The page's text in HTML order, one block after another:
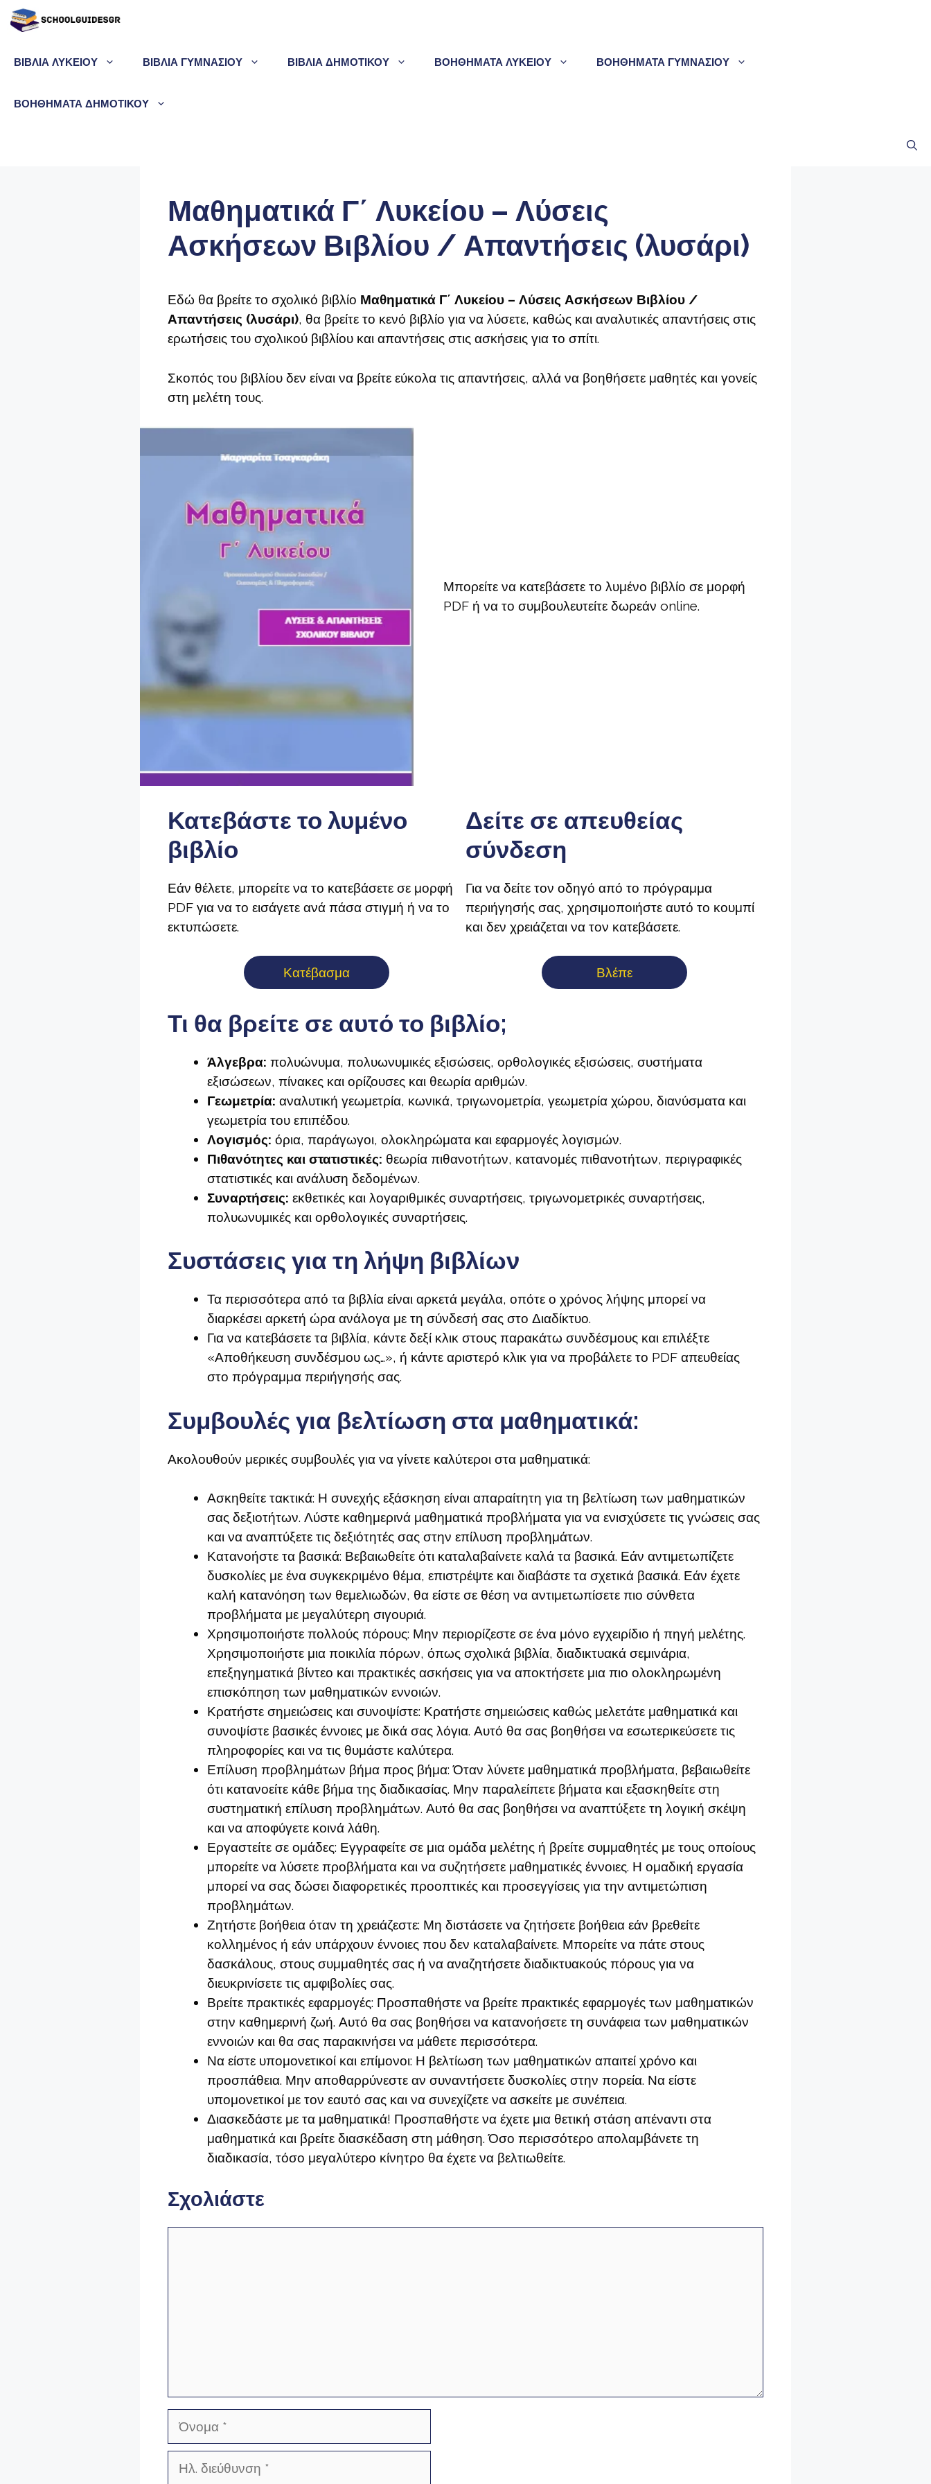
Μετάβαση
σε
ΒΙΒΛΙΑ ΛΥΚΕΙΟΥ ΒΙΒΛΙΑ ΓΥΜΝΑΣΙΟΥ ΒΙΒΛΙΑ ΔΗΜΟΤΙΚΟΥ ΒΟΗΘΗΜΑΤΑ ΛΥΚΕΙΟΥ ΒΟΗΘΗΜΑΤΑ ΓΥΜΝΑΣΙΟΥ
ΒΟΗΘΗΜΑΤΑ ΔΗΜΟΤΙΚΟΥ
Μαθηματικά Γ΄ Λυκείου – Λύσεις
Ασκήσεων Βιβλίου / Απαντήσεις (λυσάρι)
Εδώ θα βρείτε το σχολικό βιβλίο Μαθηματικά Γ΄ Λυκείου – Λύσεις Ασκήσεων Βιβλίου /
Απαντήσεις (λυσάρι), θα βρείτε το κενό βιβλίο για να λύσετε, καθώς και αναλυτικές απαντήσεις στις
ερωτήσεις του σχολικού βιβλίου και απαντήσεις στις ασκήσεις για το σπίτι.
Σκοπός του βιβλίου δεν είναι να βρείτε εύκολα τις απαντήσεις, αλλά να βοηθήσετε μαθητές και γονείς
στη μελέτη τους.
Μπορείτε να κατεβάσετε το λυμένο βιβλίο σε μορφή
PDF ή να το συμβουλευτείτε δωρεάν online.
Κατεβάστε το λυμένο
βιβλίο
Εάν θέλετε, μπορείτε να το κατεβάσετε σε μορφή
PDF για να το εισάγετε ανά πάσα στιγμή ή να το
εκτυπώσετε.
Κατέβασμα
Δείτε σε απευθείας
σύνδεση
Για να δείτε τον οδηγό από το πρόγραμμα
περιήγησής σας, χρησιμοποιήστε αυτό το κουμπί
και δεν χρειάζεται να τον κατεβάσετε.
Βλέπε
Τι θα βρείτε σε αυτό το βιβλίο;
Άλγεβρα: πολυώνυμα, πολυωνυμικές εξισώσεις, ορθολογικές εξισώσεις, συστήματα
εξισώσεων, πίνακες και ορίζουσες και θεωρία αριθμών.
Γεωμετρία: αναλυτική γεωμετρία, κωνικά, τριγωνομετρία, γεωμετρία χώρου, διανύσματα και
γεωμετρία του επιπέδου.
Λογισμός: όρια, παράγωγοι, ολοκληρώματα και εφαρμογές λογισμών.
Πιθανότητες και στατιστικές: θεωρία πιθανοτήτων, κατανομές πιθανοτήτων, περιγραφικές
στατιστικές και ανάλυση δεδομένων.
Συναρτήσεις: εκθετικές και λογαριθμικές συναρτήσεις, τριγωνομετρικές συναρτήσεις,
πολυωνυμικές και ορθολογικές συναρτήσεις.
Συστάσεις για τη λήψη βιβλίων
Τα περισσότερα από τα βιβλία είναι αρκετά μεγάλα, οπότε ο χρόνος λήψης μπορεί να
διαρκέσει αρκετή ώρα ανάλογα με τη σύνδεσή σας στο Διαδίκτυο.
Για να κατεβάσετε τα βιβλία, κάντε δεξί κλικ στους παρακάτω συνδέσμους και επιλέξτε
«Αποθήκευση συνδέσμου ως…», ή κάντε αριστερό κλικ για να προβάλετε το PDF απευθείας
στο πρόγραμμα περιήγησής σας.
Συμβουλές για βελτίωση στα μαθηματικά:
Ακολουθούν μερικές συμβουλές για να γίνετε καλύτεροι στα μαθηματικά:
Ασκηθείτε τακτικά: Η συνεχής εξάσκηση είναι απαραίτητη για τη βελτίωση των μαθηματικών
σας δεξιοτήτων. Λύστε καθημερινά μαθηματικά προβλήματα για να ενισχύσετε τις γνώσεις σας
και να αναπτύξετε τις δεξιότητές σας στην επίλυση προβλημάτων.
Κατανοήστε τα βασικά: Βεβαιωθείτε ότι καταλαβαίνετε καλά τα βασικά. Εάν αντιμετωπίζετε
δυσκολίες με ένα συγκεκριμένο θέμα, επιστρέψτε και διαβάστε τα σχετικά βασικά. Εάν έχετε
καλή κατανόηση των θεμελιωδών, θα είστε σε θέση να αντιμετωπίσετε πιο σύνθετα
προβλήματα με μεγαλύτερη σιγουριά.
Χρησιμοποιήστε πολλούς πόρους: Μην περιορίζεστε σε ένα μόνο εγχειρίδιο ή πηγή μελέτης.
Χρησιμοποιήστε μια ποικιλία πόρων, όπως σχολικά βιβλία, διαδικτυακά σεμινάρια,
επεξηγηματικά βίντεο και πρακτικές ασκήσεις για να αποκτήσετε μια πιο ολοκληρωμένη
επισκόπηση των μαθηματικών εννοιών.
Κρατήστε σημειώσεις και συνοψίστε: Κρατήστε σημειώσεις καθώς μελετάτε μαθηματικά και
συνοψίστε βασικές έννοιες με δικά σας λόγια. Αυτό θα σας βοηθήσει να εσωτερικεύσετε τις
πληροφορίες και να τις θυμάστε καλύτερα.
Επίλυση προβλημάτων βήμα προς βήμα: Όταν λύνετε μαθηματικά προβλήματα, βεβαιωθείτε
ότι κατανοείτε κάθε βήμα της διαδικασίας. Μην παραλείπετε βήματα και εξασκηθείτε στη
συστηματική επίλυση προβλημάτων. Αυτό θα σας βοηθήσει να αναπτύξετε τη λογική σκέψη
και να αποφύγετε κοινά λάθη.
Εργαστείτε σε ομάδες: Εγγραφείτε σε μια ομάδα μελέτης ή βρείτε συμμαθητές με τους οποίους
μπορείτε να λύσετε προβλήματα και να συζητήσετε μαθηματικές έννοιες. Η ομαδική εργασία
μπορεί να σας δώσει διαφορετικές προοπτικές και προσεγγίσεις για την αντιμετώπιση
προβλημάτων.
Ζητήστε βοήθεια όταν τη χρειάζεστε: Μη διστάσετε να ζητήσετε βοήθεια εάν βρεθείτε
κολλημένος ή εάν υπάρχουν έννοιες που δεν καταλαβαίνετε. Μπορείτε να πάτε στους
δασκάλους, στους συμμαθητές σας ή να αναζητήσετε διαδικτυακούς πόρους για να
διευκρινίσετε τις αμφιβολίες σας.
Βρείτε πρακτικές εφαρμογές: Προσπαθήστε να βρείτε πρακτικές εφαρμογές των μαθηματικών
στην καθημερινή ζωή. Αυτό θα σας βοηθήσει να κατανοήσετε τη συνάφεια των μαθηματικών
εννοιών και θα σας παρακινήσει να μάθετε περισσότερα.
Να είστε υπομονετικοί και επίμονοι: Η βελτίωση των μαθηματικών απαιτεί χρόνο και
προσπάθεια. Μην αποθαρρύνεστε αν συναντήσετε δυσκολίες στην πορεία. Να είστε
υπομονετικοί με τον εαυτό σας και να συνεχίζετε να ασκείτε με συνέπεια.
Διασκεδάστε με τα μαθηματικά! Προσπαθήστε να έχετε μια θετική στάση απέναντι στα
μαθηματικά και βρείτε διασκέδαση στη μάθηση. Όσο περισσότερο απολαμβάνετε τη
διαδικασία, τόσο μεγαλύτερο κίνητρο θα έχετε να βελτιωθείτε.
Σχολιάστε